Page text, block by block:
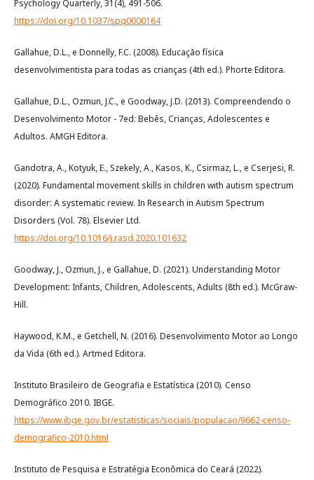
Psychology Quarterly, 31(4), 491-506.
https://doi.org/10.1037/spq0000164
Gallahue, D.L., e Donnelly, F.C. (2008). Educação física
desenvolvimentista para todas as crianças (4th ed.). Phorte Editora.
Gallahue, D.L., Ozmun, J.C., e Goodway, J.D. (2013). Compreendendo o
Desenvolvimento Motor - 7ed: Bebês, Crianças, Adolescentes e
Adultos. AMGH Editora.
Gandotra, A., Kotyuk, E., Szekely, A., Kasos, K., Csirmaz, L., e Cserjesi, R.
(2020). Fundamental movement skills in children with autism spectrum
disorder: A systematic review. In Research in Autism Spectrum
Disorders (Vol. 78). Elsevier Ltd.
https://doi.org/10.1016/j.rasd.2020.101632
Goodway, J., Ozmun, J., e Gallahue, D. (2021). Understanding Motor
Development: Infants, Children, Adolescents, Adults (8th ed.). McGraw-
Hill.
Haywood, K.M., e Getchell, N. (2016). Desenvolvimento Motor ao Longo
da Vida (6th ed.). Artmed Editora.
Instituto Brasileiro de Geografia e Estatística (2010). Censo
Demográfico 2010. IBGE.
https://www.ibge.gov.br/estatisticas/sociais/populacao/9662-censo-
demografico-2010.html
Instituto de Pesquisa e Estratégia Econômica do Ceará (2022).